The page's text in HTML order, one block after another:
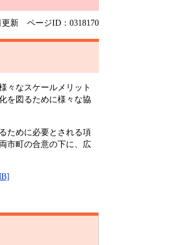
更新 ページID：0318170
々なスケールメリット
を図るために様々な協
ために必要とされる項
市町の合意の下に、広